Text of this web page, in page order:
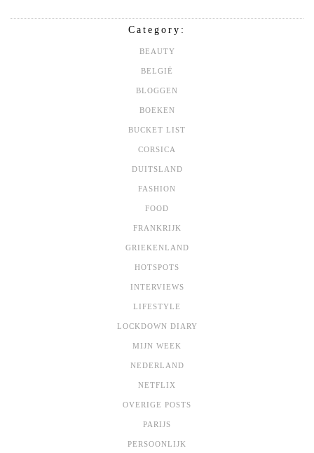
Category:
BEAUTY
BELGIË
BLOGGEN
BOEKEN
BUCKET LIST
CORSICA
DUITSLAND
FASHION
FOOD
FRANKRIJK
GRIEKENLAND
HOTSPOTS
INTERVIEWS
LIFESTYLE
LOCKDOWN DIARY
MIJN WEEK
NEDERLAND
NETFLIX
OVERIGE POSTS
PARIJS
PERSOONLIJK